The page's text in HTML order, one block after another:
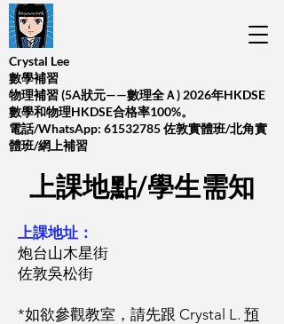
Crystal Lee
數學補習
​物理補習 (5A狀元——數理全Ａ) 2026年HKDSE
數學和物理HKDSE合格率100%。
​電話/WhatsApp: 61532785佐敦實體班/北角實
體班/網上補習
上課地點/學生需知
上課地址：
炮台山木星街
佐敦吳松街
*如欲參觀教室，請先跟 Crystal L. 預